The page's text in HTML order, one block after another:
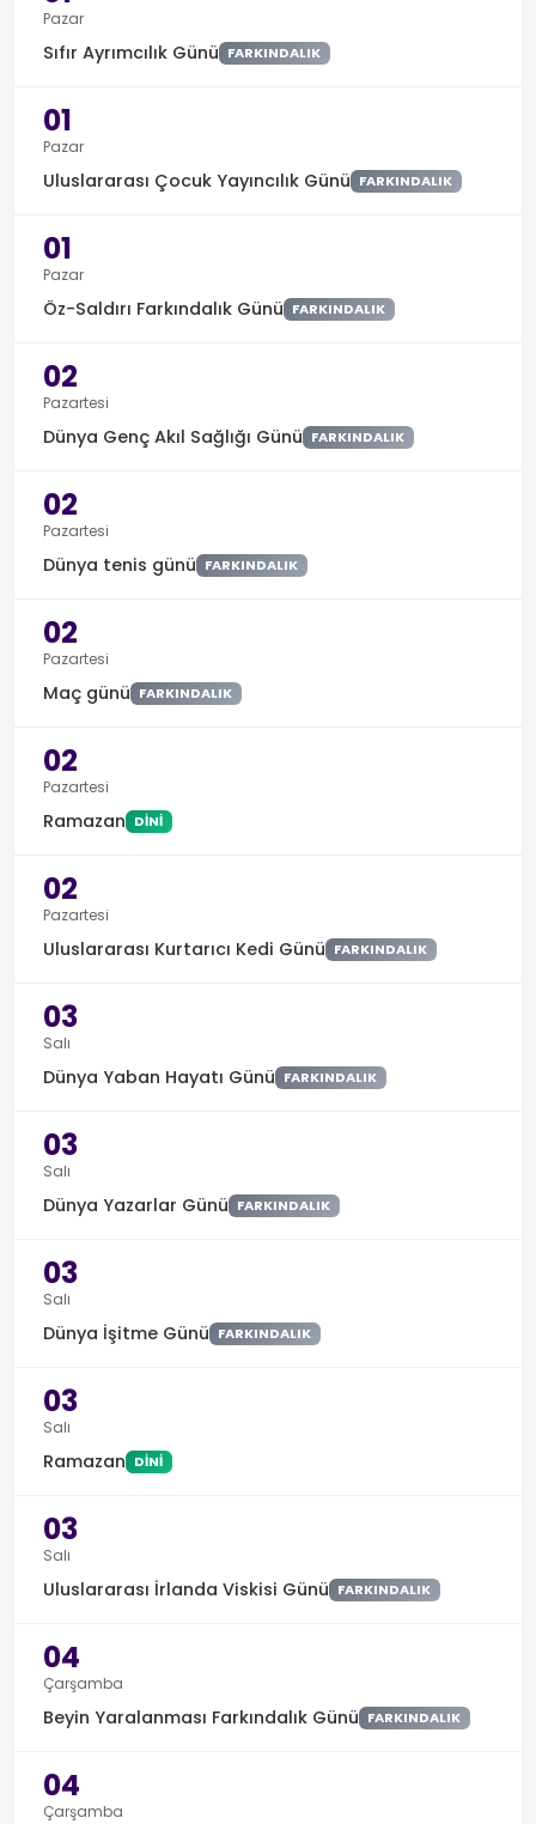
Pazar
Sıfır Ayrımcılık Günü FARKINDALIK
01
Pazar
Uluslararası Çocuk Yayıncılık Günü FARKINDALIK
01
Pazar
Öz-Saldırı Farkındalık Günü FARKINDALIK
02
Pazartesi
Dünya Genç Akıl Sağlığı Günü FARKINDALIK
02
Pazartesi
Dünya tenis günü FARKINDALIK
02
Pazartesi
Maç günü FARKINDALIK
02
Pazartesi
Ramazan DINI
02
Pazartesi
Uluslararası Kurtarıcı Kedi Günü FARKINDALIK
03
Salı
Dünya Yaban Hayatı Günü FARKINDALIK
03
Salı
Dünya Yazarlar Günü FARKINDALIK
03
Salı
Dünya İşitme Günü FARKINDALIK
03
Salı
Ramazan DINI
03
Salı
Uluslararası İrlanda Viskisi Günü FARKINDALIK
04
Çarşamba
Beyin Yaralanması Farkındalık Günü FARKINDALIK
04
Çarşamba